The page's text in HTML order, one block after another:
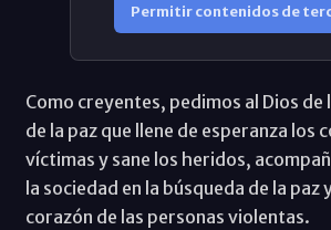
Permitir contenidos de
Como creyentes, pedimos al Dios
de la paz que llene de esperanza los
víctimas y sane los heridos,
la sociedad en la búsqueda de la paz
corazón de las personas violentas.